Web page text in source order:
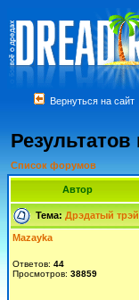
Вернуться на сайт
Результатов
Список форумов
Автор
Тема: Дрэдатый
Mazayka
Ответов: 44
Просмотров: 38859